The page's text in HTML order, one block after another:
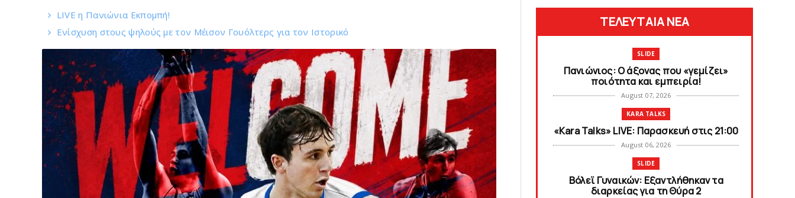
LIVE η Πανιώνια Εκπομπή!
Eνίσχυση στους ψηλούς με τον Μέισον Γουόλτερς για τον Ιστορικό
ΤΕΛΕΥΤΑΙΑ ΝΕΑ
SLIDE
Πανιώνιος: O άξονας που «γεμίζει»
ποιότητα και εμπειρία!
August 07, 2026
KARA TALKS
«Kara Talks» LIVE: Παρασκευή στις 21:00
August 06, 2026
SLIDE
Bόλεϊ Γυναικών: Εξαντλήθηκαν τα
διαρκείας για τη Θύρα 2